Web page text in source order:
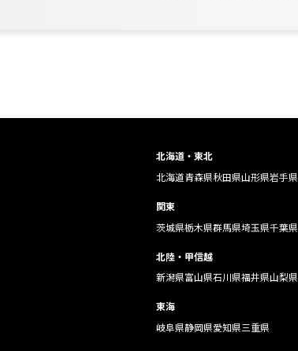
北海道・東北
北海道青森県秋田県山形県岩手県
関東
茨城県栃木県群馬県埼玉県千葉県
北陸・甲信越
新潟県富山県石川県福井県山梨県
東海
岐阜県静岡県愛知県三重県